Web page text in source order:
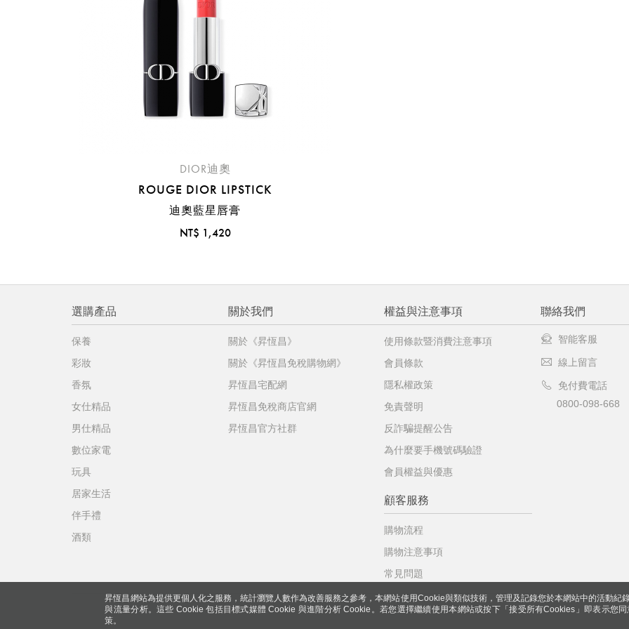
DIOR迪奧
ROUGE DIOR LIPSTICK
迪奧藍星唇膏
NT$ 1,420
昇恆昌網站為提供更個人化之服務，統計瀏覽人數作為改善服務之參考，本網站使用Cookie與類似技術，管理及記錄您於本網站中的活動紀
與流量分析。這些 Cookie 包括目標式媒體 Cookie 與進階分析 Cookie。若您選擇繼續使用本網站或按下「接受所有Cookies」即表示您
策。
選購產品
保養
彩妝
香氛
女仕精品
男仕精品
數位家電
玩具
居家生活
伴手禮
酒類
關於我們
關於《昇恆昌》
關於《昇恆昌免稅購物網》
昇恆昌宅配網
昇恆昌免稅商店官網
昇恆昌官方社群
權益與注意事項
使用條款暨消費注意事項
會員條款
隱私權政策
免責聲明
反詐騙提醒公告
為什麼要手機號碼驗證
會員權益與優惠
顧客服務
購物流程
購物注意事項
常見問題
聯絡我們
智能客服
線上留言
免付費電話
0800-098-668